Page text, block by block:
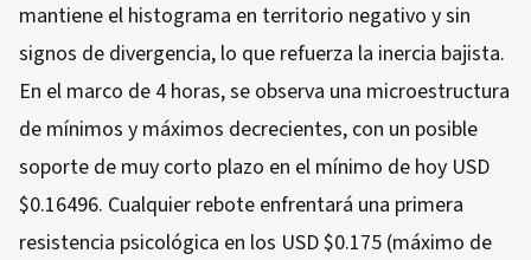
mantiene el histograma en territorio negativo y sin
signos de divergencia, lo que refuerza la inercia bajista.
En el marco de 4 horas, se observa una microestructura
de mínimos y máximos decrecientes, con un posible
soporte de muy corto plazo en el mínimo de hoy USD
$0.16496. Cualquier rebote enfrentará una primera
resistencia psicológica en los USD $0.175 (máximo de